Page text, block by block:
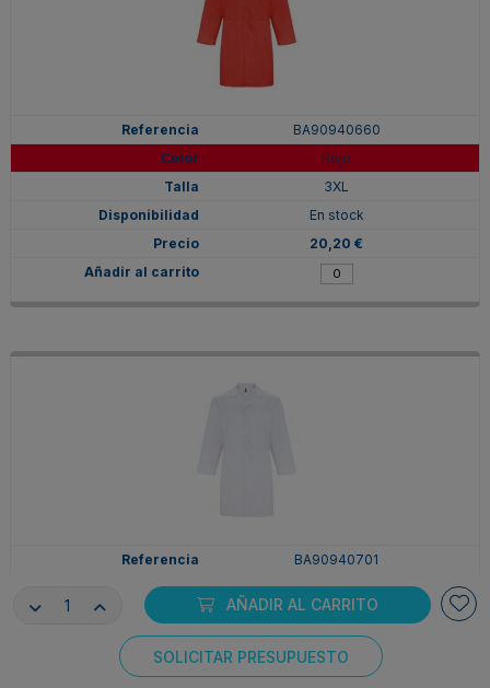
AÑADIR AL CARRITO
SOLICITAR PRESUPUESTO
BA90940660
Rojo
3XL
En stock
20,20 €
BA90940701
Blanco
4XL
20,20 €
Consentimiento de cookies